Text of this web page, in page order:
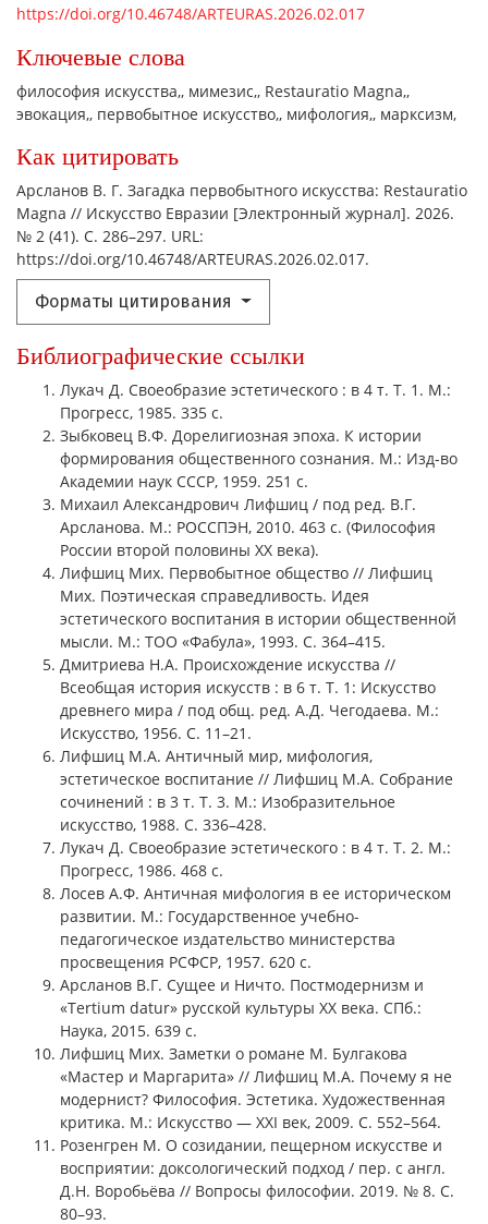
Ключевые слова
философия искусства, мимезис, Restauratio Magna,
эвокация, первобытное искусство, мифология, марксизм,
Как цитировать
Арсланов В. Г. Загадка первобытного искусства: Restauratio
Magna // Искусство Евразии [Электронный журнал]. 2026.
№ 2 (41). С. 286–297. URL:
https://doi.org/10.46748/ARTEURAS.2026.02.017.
Форматы цитирования
https://doi.org/10.46748/ARTEURAS.2026.02.017
Библиографические ссылки
Лукач Д. Своеобразие эстетического : в 4 т. Т. 1. М.:
Прогресс, 1985. 335 с.
Зыбковец В.Ф. Дорелигиозная эпоха. К истории
формирования общественного сознания. М.: Изд-во
Академии наук СССР, 1959. 251 с.
Михаил Александрович Лифшиц / под ред. В.Г.
Арсланова. М.: РОССПЭН, 2010. 463 с. (Философия
России второй половины ХХ века).
Лифшиц Мих. Первобытное общество // Лифшиц
Мих. Поэтическая справедливость. Идея
эстетического воспитания в истории общественной
мысли. М.: ТОО «Фабула», 1993. С. 364–415.
Дмитриева Н.А. Происхождение искусства //
Всеобщая история искусств : в 6 т. Т. 1: Искусство
древнего мира / под общ. ред. А.Д. Чегодаева. М.:
Искусство, 1956. С. 11–21.
Лифшиц М.А. Античный мир, мифология,
эстетическое воспитание // Лифшиц М.А. Собрание
сочинений : в 3 т. Т. 3. М.: Изобразительное
искусство, 1988. С. 336–428.
Лукач Д. Своеобразие эстетического : в 4 т. Т. 2. М.:
Прогресс, 1986. 468 с.
Лосев А.Ф. Античная мифология в ее историческом
развитии. М.: Государственное учебно-
педагогическое издательство министерства
просвещения РСФСР, 1957. 620 с.
Арсланов В.Г. Сущее и Ничто. Постмодернизм и
«Tertium datur» русской культуры ХХ века. СПб.:
Наука, 2015. 639 с.
Лифшиц Мих. Заметки о романе М. Булгакова
«Мастер и Маргарита» // Лифшиц М.А. Почему я не
модернист? Философия. Эстетика. Художественная
критика. М.: Искусство — XXI век, 2009. С. 552–564.
Розенгрен М. О созидании, пещерном искусстве и
восприятии: доксологический подход / пер. с англ.
Д.Н. Воробьёва // Вопросы философии. 2019. № 8. С.
80–93.